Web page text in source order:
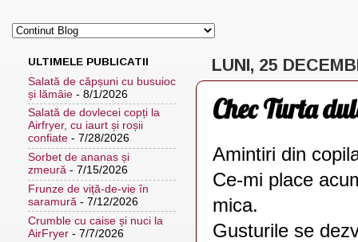
LUNI, 25
Chec Turta
Amintiri din
Ce-mi place
mica.
Gusturile se
ULTIMELE PUBLICATII
Salată de căpșuni cu busuioc
și lămâie - 8/1/2026
Salată de dovlecei copți la
Airfryer, cu iaurt și roșii
confiate - 7/28/2026
Sorbet de ananas și
zmeură - 7/15/2026
Frunze de viță-de-vie în
saramură - 7/12/2026
Crumble cu caise și nuci la
AirFryer - 7/7/2026